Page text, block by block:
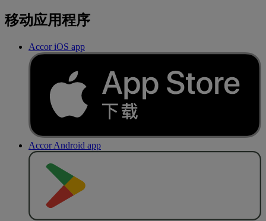
移动应用程序
Accor iOS app
Accor Android app